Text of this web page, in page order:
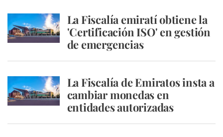
La Fiscalía emiratí obtiene la
'Certificación ISO' en gestión
de emergencias
La Fiscalía de Emiratos insta a
cambiar monedas en
entidades autorizadas